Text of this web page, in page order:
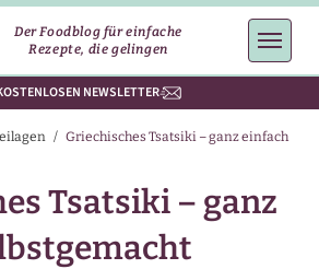
Der Foodblog für einfache
Rezepte, die gelingen
NEWSLETTER
/ Griechisches Tsatsiki – ganz einfach
Tsatsiki – ganz